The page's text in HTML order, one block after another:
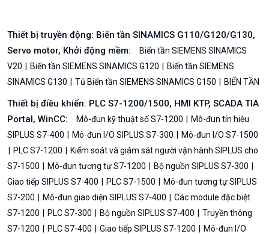
Thiết bị truyền động: Biến tần SINAMICS G110/G120/G130,
Servo motor, Khởi động mềm:
Biến tần SIEMENS SINAMICS
V20
Biến tần SIEMENS SINAMICS G120
Biến tần SIEMENS
SINAMICS G130
Tủ Biến tần SIEMENS SINAMICS G150 BIẾN TẦN
Thiết bị điều khiển: PLC S7-1200/1500, HMI KTP, SCADA TIA
Portal, WinCC:
Mô-đun kỹ thuật số S7-1200
Mô-đun tín hiệu
SIPLUS S7-400
Mô-đun I/O SIPLUS S7-300
Mô-đun I/O S7-1500
PLC S7-1200
Kiểm soát và giám sát người vận hành SIPLUS cho
S7-1500
Mô-đun tương tự S7-1200
Bộ nguồn SIPLUS S7-300
Giao tiếp SIPLUS S7-400
PLC S7-1500
Mô-đun tương tự SIPLUS
S7-200
Mô-đun giao diện SIPLUS S7-400
Các module đặc biệt
S7-1200
PLC S7-300 Bộ nguồn SIPLUS S7-400
Truyền thông
S7-1200
PLC S7-400 Giao tiếp SIPLUS S7-1200
Mô-đun I/O